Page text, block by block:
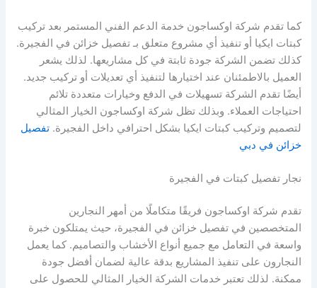
كما تقدم شركة اوكساجون خدمة الدعم الفني المستمر بعد تركيب
كبتات ايكيا أو تنفيذ أي مشروع متعلق بـ تفصيل خزائن في الفجيرة.
كذلك تضمن الشركة جودة ثابتة في كل مشاريعها. لذلك يشعر
العميل بالاطمئنان عند اختيارها لتنفيذ أي تعديلات أو تركيب جديد.
أيضًا تقدم الشركة تسهيلات في الدفع وخيارات متعددة تلائم
احتياجات العملاء. وبذلك تظل شركة اوكساجون الخيار المثالي
لتصميم وتركيب كبتات ايكيا بشكل احترافي داخل الفجيرة.تفصيل
خزائن في دبي
نجار تفصيل كبتات في الفجيرة
تقدم شركة اوكساجون فريقًا متكاملًا من أمهر النجارين
المتخصصين في تفصيل خزائن في الفجيرة، حيث يمتلكون خبرة
واسعة في التعامل مع جميع أنواع الأخشاب والتصاميم. كما يعمل
النجارون على تنفيذ المشاريع بدقة عالية لضمان أفضل جودة
ممكنة. لذلك تعتبر خدمات الشركة الخيار المثالي للحصول على